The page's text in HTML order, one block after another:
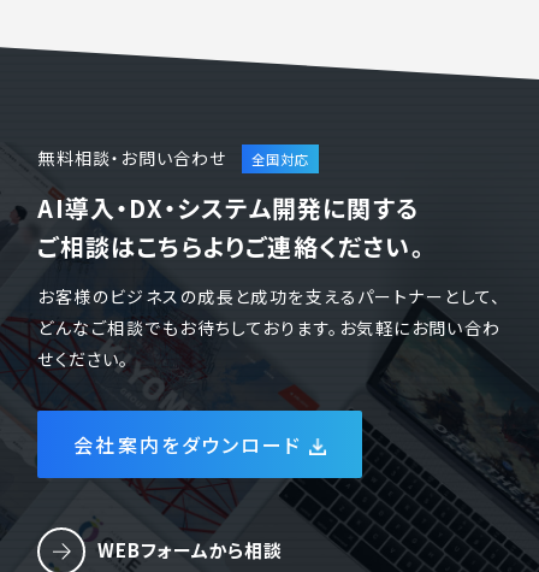
無料相談・お問い合わせ
AI導入・DX・システム開発に関する
ご相談はこちらよりご連絡ください。
お客様のビジネスの成長と成功を支えるパートナーとして、
どんなご相談でもお待ちしております。お気軽にお問い合わ
せください。
会社案内をダウンロード
WEBフォームから相談